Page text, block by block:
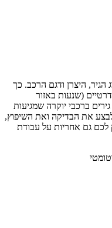
הגיר, היצרן ודגם הרכב. כך
(שנעות באזור
גירים ברכבי יוקרה שמגיעות
את הבדיקה ואת השיפוץ,
לכם גם אחריות על עבודת